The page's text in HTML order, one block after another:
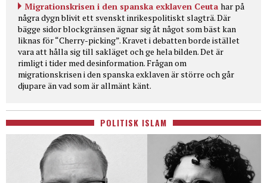
Migrationskrisen i den spanska exklaven Ceuta har på
några dygn blivit ett svenskt inrikespolitiskt slagträ. Där
bägge sidor blockgränsen ägnar sig åt något som bäst kan
liknas för “Cherry-picking”. Kravet i debatten borde istället
vara att hålla sig till sakläget och ge hela bilden. Det är
rimligt i tider med desinformation. Frågan om
migrationskrisen i den spanska exklaven är större och går
djupare än vad som är allmänt känt.
POLITISK ISLAM